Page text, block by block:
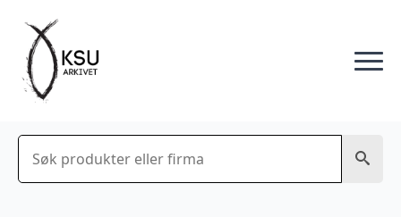
Søk